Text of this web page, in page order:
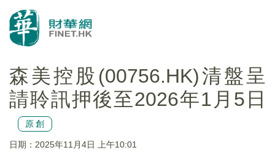
森美控股(00756.HK)清盤呈
請聆訊押後至2026年1月5日
原創
日期：2025年11月4日 上午10:01